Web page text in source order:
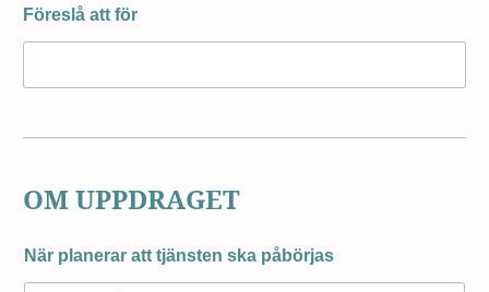
Föreslå att för
OM UPPDRAGET
När planerar att tjänsten ska påbörjas